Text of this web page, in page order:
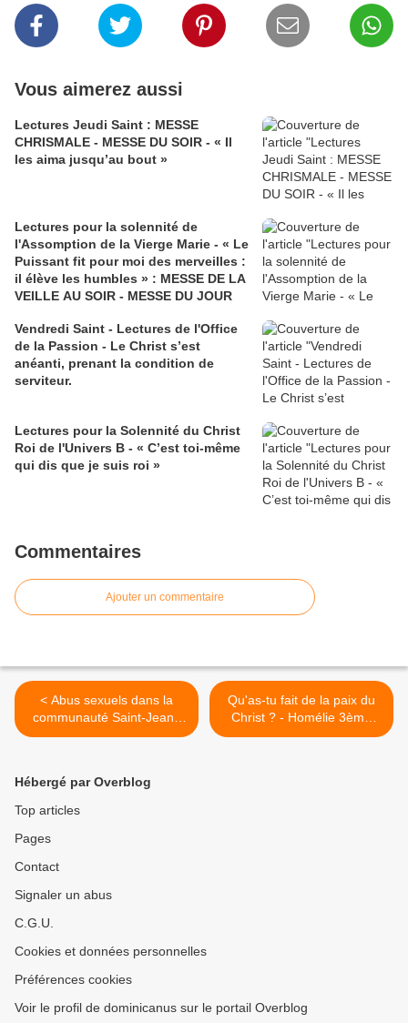
Vous aimerez aussi
Lectures Jeudi Saint : MESSE
CHRISMALE - MESSE DU SOIR - « Il
les aima jusqu’au bout »
Lectures pour la solennité de
l'Assomption de la Vierge Marie - « Le
Puissant fit pour moi des merveilles :
il élève les humbles » : MESSE DE LA
VEILLE AU SOIR - MESSE DU JOUR
Vendredi Saint - Lectures de l'Office
de la Passion - Le Christ s’est
anéanti, prenant la condition de
serviteur.
Lectures pour la Solennité du Christ
Roi de l'Univers B - « C’est toi-même
qui dis que je suis roi »
Commentaires
Ajouter un commentaire
< Abus sexuels dans la
communauté Saint-Jean :
des religieuses dénoncent
Qu'as-tu fait de la paix du
Christ ? - Homélie 3ème
dimanche de Pâques B >
Hébergé par Overblog
Top articles
Pages
Contact
Signaler un abus
C.G.U.
Cookies et données personnelles
Préférences cookies
Voir le profil de dominicanus sur le portail Overblog